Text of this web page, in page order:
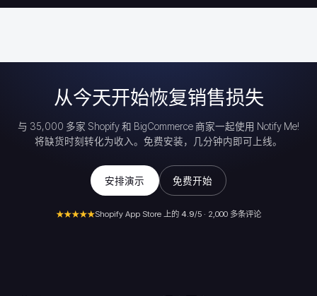
从今天开始恢复销售损失
与 35,000 多家 Shopify 和 BigCommerce 商家一起使用 Notify Me!
将缺货时刻转化为收入。免费安装，几分钟内即可上线。
安排演示 免费开始
★★★★★Shopify App Store 上的 4.9/5 · 2,000 多条评论